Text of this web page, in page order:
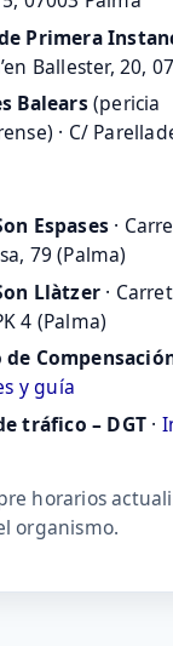
Primera
Ballester, 20,
Balears(pericia
· C/
Espases ·
79 (Palma)
Llàtzer ·
4 (Palma)
de
y guía
tráfico – DGT ·
horarios
organismo.